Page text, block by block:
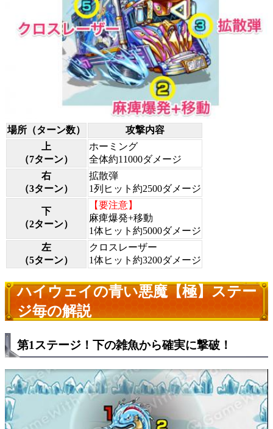
場所（ターン数）
攻撃内容
上
（7ターン）
ホーミング
全体約11000ダメージ
右
（3ターン）
拡散弾
1列ヒット約2500ダメージ
下
（2ターン）
【要注意】
麻痺爆発+移動
1体ヒット約5000ダメージ
左
（5ターン）
クロスレーザー
1体ヒット約3200ダメージ
ハイウェイの青い悪魔【極】ステー
ジ毎の解説
第1ステージ！下の雑魚から確実に撃破！